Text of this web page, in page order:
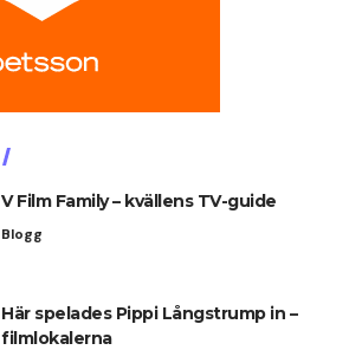
V Film Family – kvällens TV-guide
Blogg
Här spelades Pippi Långstrump in –
filmlokalerna